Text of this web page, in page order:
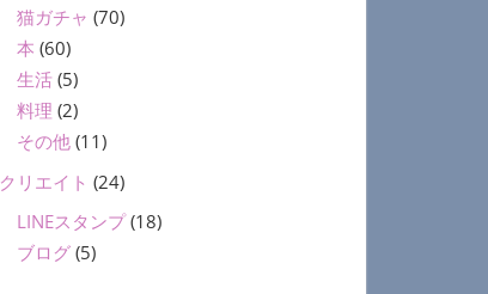
猫ガチャ (70)
本 (60)
生活 (5)
料理 (2)
その他 (11)
クリエイト (24)
LINEスタンプ(18)
ブログ (5)